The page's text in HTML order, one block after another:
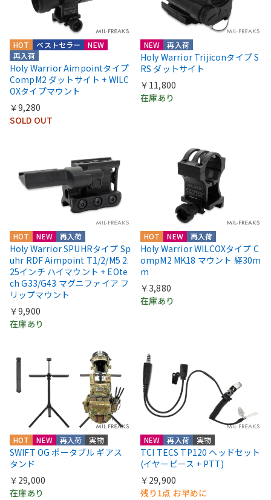
HOT
NEW
再入荷
ベストセラー
Holy Warrior Aimpointタイプ
CompM2 ダットサイト + WILC
OXタイプマウント
￥9,280
SOLD OUT
NEW 再入荷
Holy Warrior Trijiconタイプ S
RS ダットサイト
￥11,800
在庫あり
HOT NEW 再入荷
Holy Warrior SPUHRタイプ Sp
uhr RDF Aimpoint T1/2/M5 2.
25インチ ハイマウント + EOte
ch G33/G43 マグニファイア フ
リップマウント
￥9,900
在庫あり
HOT NEW 再入荷
Holy Warrior WILCOXタイプ C
ompM2 MK18 マウント 経30m
m
￥3,880
在庫あり
HOT NEW 再入荷 実物
SWIFT OG ポータブル ギアス
タンド
￥29,000
在庫あり
NEW 再入荷 実物
TCI TECS TP120 ヘッドセット
(イヤーピース + PTT)
￥29,900
残り1点 お早めに